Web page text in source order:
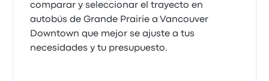
comparar y seleccionar el trayecto en
autobús de Grande Prairie a Vancouver
Downtown que mejor se ajuste a tus
necesidades y tu presupuesto.